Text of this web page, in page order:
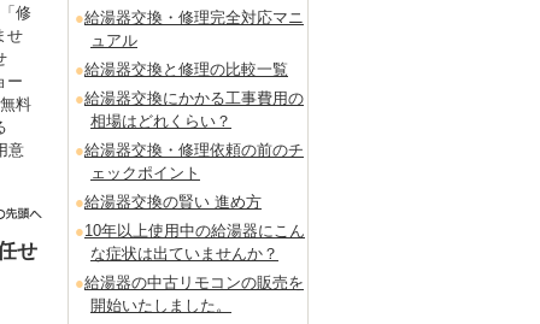
給湯器交換・修理完全対応マニ
ュアル
給湯器交換と修理の比較一覧
給湯器交換にかかる工事費用の
相場はどれくらい？
給湯器交換・修理依頼の前のチ
ェックポイント
給湯器交換の賢い 進め方
10年以上使用中の給湯器にこん
な症状は出ていませんか？
給湯器の中古リモコンの販売を
開始いたしました。
修
せ
ー
料
意
せ